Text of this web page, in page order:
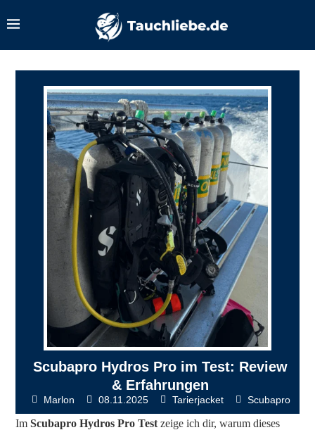
Scubapro Hydros Pro im Test: Review
& Erfahrungen
Marlon 08.11.2025 Tarierjacket Scubapro
ImScubapro Hydros Pro Test zeige ich dir, warum dieses